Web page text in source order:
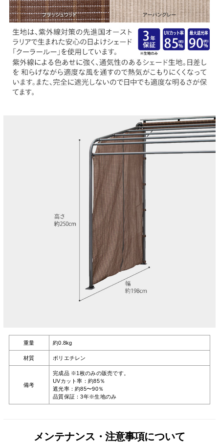
重量 約0.8kg
材質 ポリエチレン
備考
完成品 ※1枚のみの販売です。
UVカット率：約85％
遮光率：約85〜90％
品質保証：3年※生地のみ
メンテナンス・注意事項について